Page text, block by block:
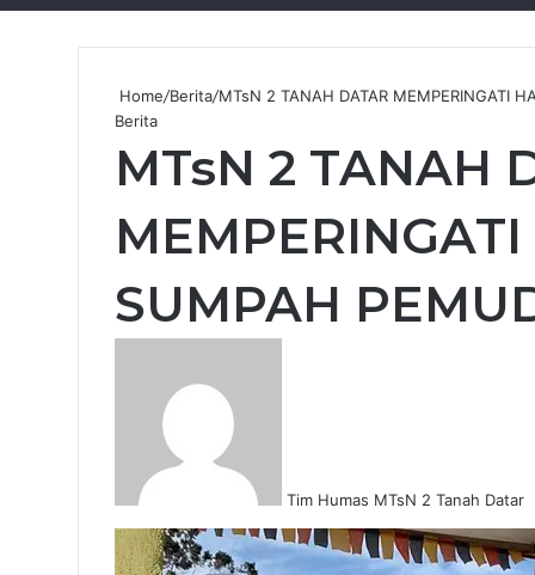
Home/Berita/MTsN 2 TANAH DATAR MEMPERINGATI
Berita
MTsN 2 TANAH
SUMPAH
Tim Humas MTsN 2 Tanah Datar